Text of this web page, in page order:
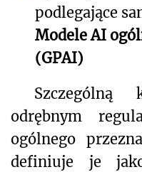
podlegające
Modele AI
(GPAI)
Szczególną
odrębnym
ogólnego
definiuje je